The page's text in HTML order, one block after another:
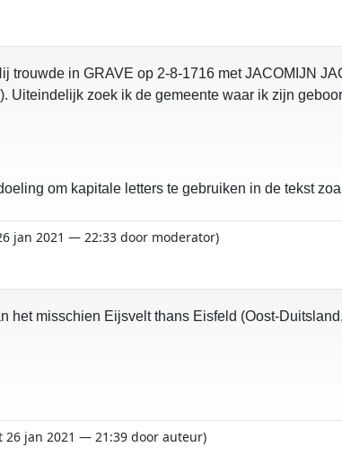
trouwde in GRAVE op 2-8-1716 met JACOMIJN
Uiteindelijk zoek ik de gemeente waar ik zijn
om kapitale letters te gebruiken in de tekst
jan 2021 — 22:33 door moderator)
het misschien Eijsvelt thans Eisfeld (Oost-
26 jan 2021 — 21:39 door auteur)